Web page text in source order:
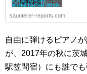
saunterer-reports.com
自由に弾けるピアノ
が、2017年の秋に茨
駅笠間宿）にも誰で